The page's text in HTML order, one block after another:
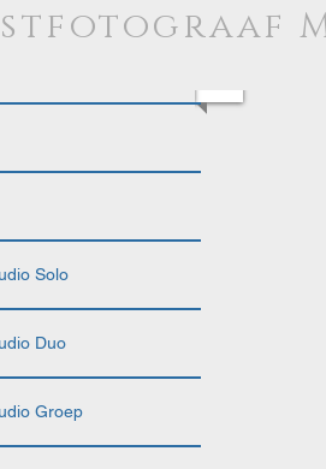
Solo
Duo
Groep